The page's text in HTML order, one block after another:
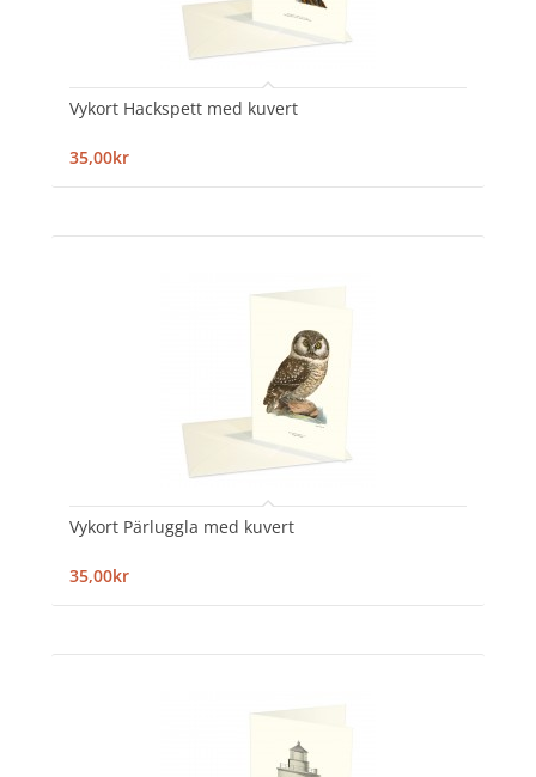
Vykort Hackspett med kuvert
35,00kr
Vykort Pärluggla med kuvert
35,00kr